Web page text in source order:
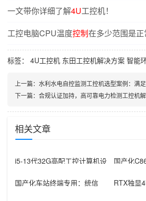
一文带你详细了解4U工控机！
工控电脑CPU温度控制在多少范围是正
标签： 4U工控机 东田工控机解决方案 智能
上一篇： 水利水电自控监测工控机选型案例：满足
下一篇： 合规认证加持，高可靠电力检测工控机
相关文章
i5-13代32G高配工控计算机设
国产化
国产化车站终端专用：统信
RTX独显